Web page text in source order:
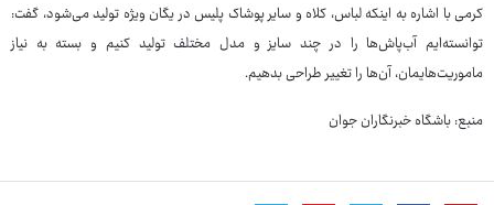
کرمی با اشاره به اینکه لباس، کلاه و سایر پوشاک پلیس در یگان ویژه تولید می‌شود، گفت:
توانسته‌ایم آب‌پاش‌ها را در چند سایز و مدل مختلف تولید کنیم و بسته به نیاز
ماموریت‌هایمان، آن‌ها را تغییر طراحی بدهیم.
منبع: باشگاه خبرنگاران جوان